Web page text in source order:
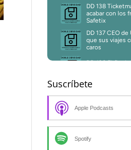
Suscríbete
Apple Podcasts
Spotify